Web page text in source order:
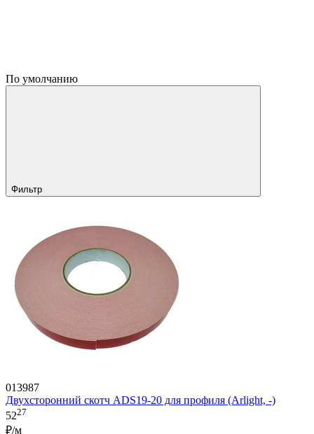
По умолчанию
Фильтр
013987
Двухсторонний скотч ADS19-20 для профиля (Arlight, -)
5227
₽/м